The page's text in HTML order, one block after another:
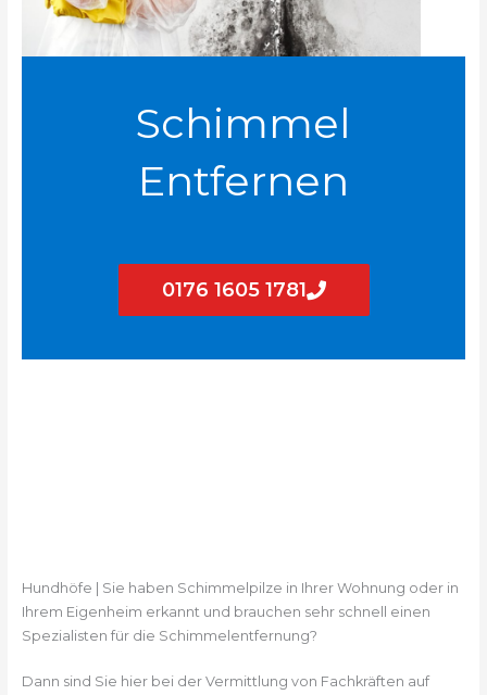
Schimmel
Entfernen
0176 1605 1781
Hundhöfe | Sie haben Schimmelpilze in Ihrer Wohnung oder in
Ihrem Eigenheim erkannt und brauchen sehr schnell einen
Spezialisten für die Schimmelentfernung?
Dann sind Sie hier bei der Vermittlung von Fachkräften auf